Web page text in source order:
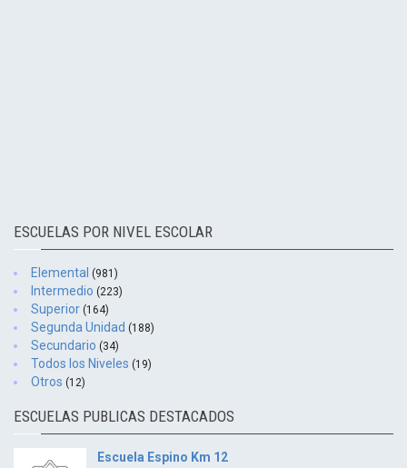
ESCUELAS POR NIVEL ESCOLAR
Elemental (981)
Intermedio (223)
Superior (164)
Segunda Unidad (188)
Secundario (34)
Todos los Niveles (19)
Otros (12)
ESCUELAS PUBLICAS DESTACADOS
Escuela Espino Km 12